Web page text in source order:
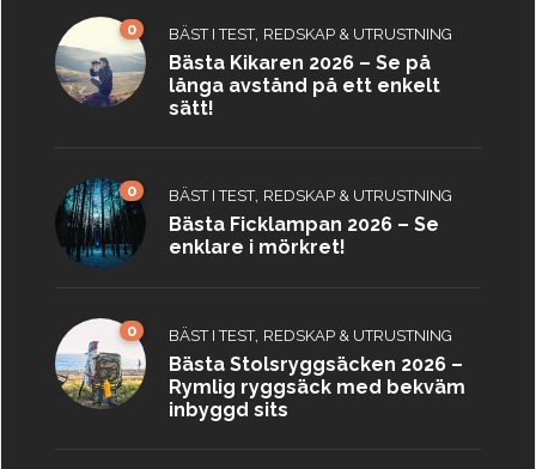
0 BÄST I TEST, REDSKAP & UTRUSTNING
Bästa Kikaren 2026 – Se på
långa avstånd på ett enkelt
sätt!
0 BÄST I TEST, REDSKAP & UTRUSTNING
Bästa Ficklampan 2026 – Se
enklare i mörkret!
0 BÄST I TEST, REDSKAP & UTRUSTNING
Bästa Stolsryggsäcken 2026 –
Rymlig ryggsäck med bekväm
inbyggd sits